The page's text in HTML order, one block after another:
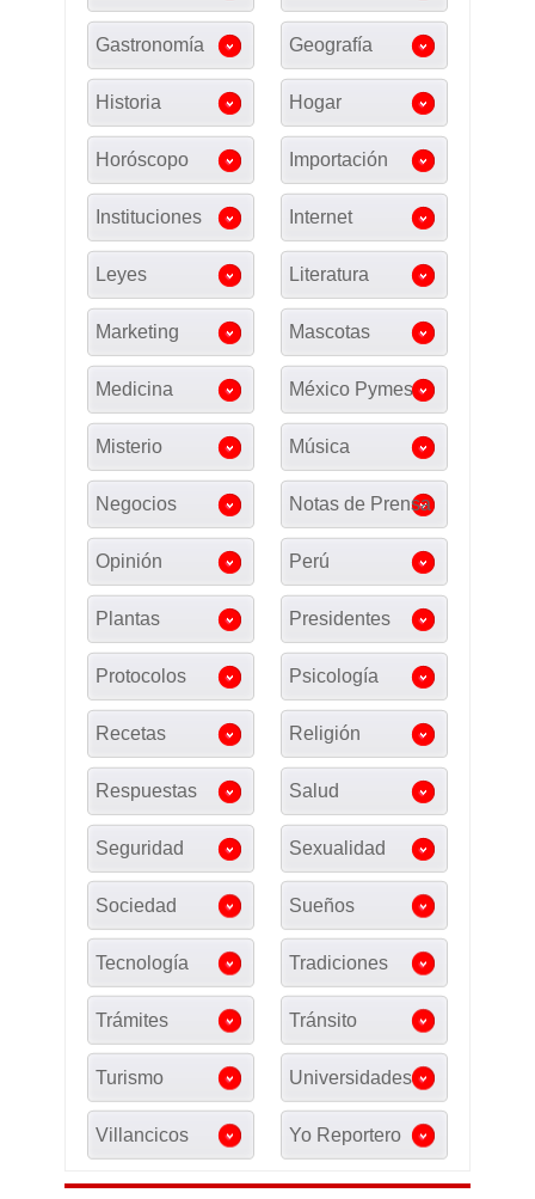
Gastronomía Geografía
Historia Hogar
Horóscopo Importación
Instituciones Internet
Leyes Literatura
Marketing Mascotas
Medicina México Pymes
Misterio Música
Negocios Notas de Prensa
Opinión Perú
Plantas Presidentes
Protocolos Psicología
Recetas Religión
Respuestas Salud
Seguridad Sexualidad
Sociedad Sueños
Tecnología Tradiciones
Trámites Tránsito
Turismo Universidades
Villancicos Yo Reportero